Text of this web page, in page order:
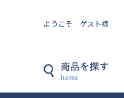
ようこそ ゲスト様